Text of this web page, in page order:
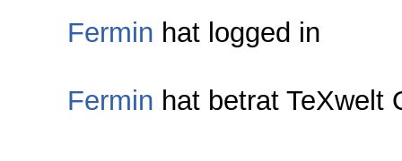
Fermin hat logged in
Fermin hat betrat TeXwelt